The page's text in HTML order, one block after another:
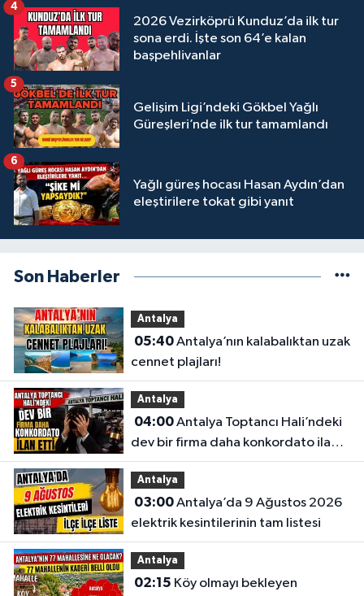
2026 Vezirköprü Kunduz’da ilk tur
sona erdi. İşte son 64’e kalan
başpehlivanlar
4
Gelişim Ligi’ndeki Gökbel Yağlı
Güreşleri’nde ilk tur tamamlandı
5
Yağlı güreş hocası Hasan Aydın’dan
eleştirilere tokat gibi yanıt
6
Son Haberler
Antalya
05:40Antalya’nın kalabalıktan uzak
cennet plajları!
Antalya
04:00Antalya Toptancı Hali’ndeki
dev bir firma daha konkordato ilan
etti
Antalya
03:00Antalya’da 9 Ağustos 2026
elektrik kesintilerinin tam listesi
Antalya
02:15